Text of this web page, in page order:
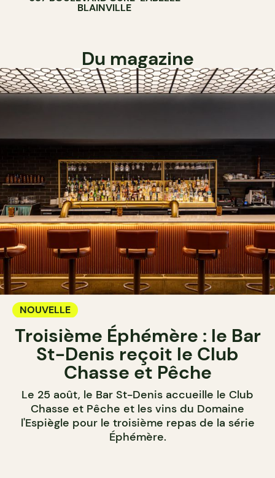
BLAINVILLE
Du magazine
NOUVELLE
Troisième Éphémère : le Bar
St-Denis reçoit le Club
Chasse et Pêche
Le 25 août, le Bar St-Denis accueille le Club
Chasse et Pêche et les vins du Domaine
l'Espiègle pour le troisième repas de la série
Éphémère.